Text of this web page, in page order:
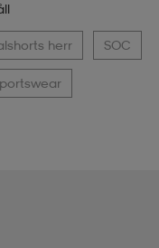
herr SOC